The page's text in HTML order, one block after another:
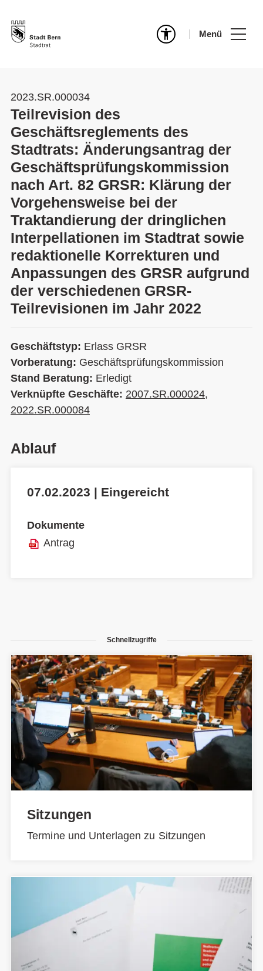
Menü
2023.SR.000034
Teilrevision des
Geschäftsreglements des
Stadtrats: Änderungsantrag der
Geschäftsprüfungskommission
nach Art. 82 GRSR: Klärung der
Vorgehensweise bei der
Traktandierung der dringlichen
Interpellationen im Stadtrat sowie
redaktionelle Korrekturen und
Anpassungen des GRSR aufgrund
der verschiedenen GRSR-
Teilrevisionen im Jahr 2022
Geschäftstyp: Erlass GRSR
Vorberatung: Geschäftsprüfungskommission
Stand Beratung: Erledigt
Verknüpfte Geschäfte: 2007.SR.000024,
2022.SR.000084
Ablauf
07.02.2023 | Eingereicht
Dokumente
Antrag
Schnellzugriffe
Sitzungen
Termine und Unterlagen zu Sitzungen